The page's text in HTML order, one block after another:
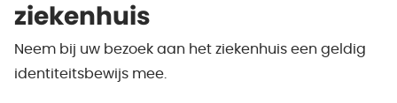
ziekenhuis
Neem bij uw bezoek aan het ziekenhuis een geldig
identiteitsbewijs mee.